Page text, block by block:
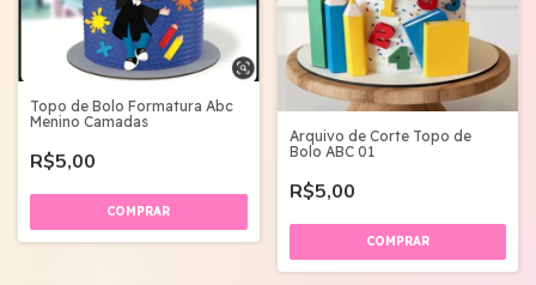
Topo de Bolo Formatura Abc
Menino Camadas
R$5,00
Arquivo de Corte Topo de
Bolo ABC 01
R$5,00